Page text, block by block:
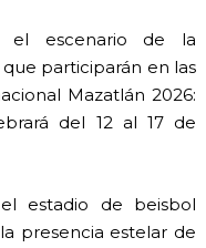
el escenario de la
participarán en las
Mazatlán 2026:
del 12 al 17 de
estadio de beisbol
presencia estelar de